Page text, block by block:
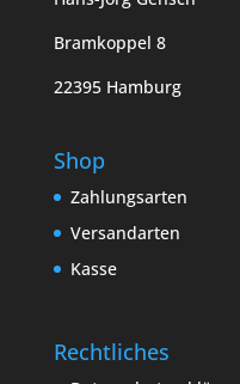
Bramkoppel 8
22395 Hamburg
Shop
Zahlungsarten
Versandarten
Kasse
Rechtliches